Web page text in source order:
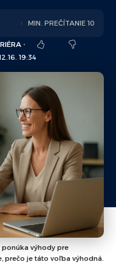
19:34
MIN. PREČÍTANIE 10
výhody pre
prečo je táto voľba výhodná.